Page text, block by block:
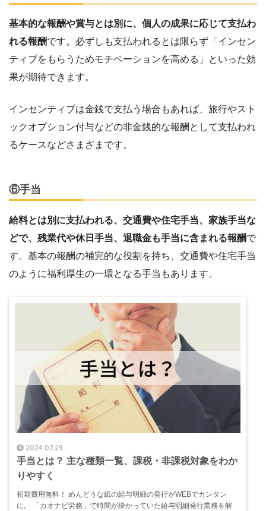
基本的な報酬や賞与とは別に、個人の成果に応じて支払わ
れる報酬です。必ずしも支払われるとは限らず「インセン
ティブをもらうためモチベーションを高める」といった効
果が期待できます。
インセンティブは金銭で支払う場合もあれば、旅行やスト
ックオプション付与などの非金銭的な報酬として支払われ
るケースなどさまざまです。
⑥手当
給料とは別に支払われる、交通費や住宅手当、家族手当な
どで、残業代や休日手当、退職金も手当に含まれる報酬で
す。基本の報酬の補完的な役割を持ち、交通費や住宅手当
のように福利厚生の一環となる手当もあります。
2024.07.29
手当とは？ 主な種類一覧、課税・非課税対象をわか
りやすく
初期費用無料！ めんどうな紙の給与明細の発行がWEBでカンタン
に。 「カオナビ労務」で時間が掛かっていた給与明細発行業務を解